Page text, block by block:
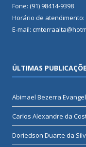
Fone: (91) 98414-9398
Horário de atendimento:
E-mail:
ÚLTIMAS
Abimael Bezerra
Carlos Alexandre da
Doriedson Duarte da